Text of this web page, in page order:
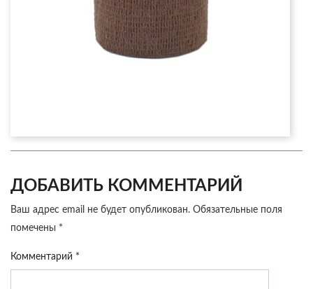
ДОБАВИТЬ КОММЕНТАРИЙ
Ваш адрес email не будет опубликован. Обязательные поля
помечены *
Комментарий *